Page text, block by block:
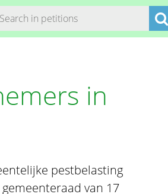
in
pestbelasting
van 17